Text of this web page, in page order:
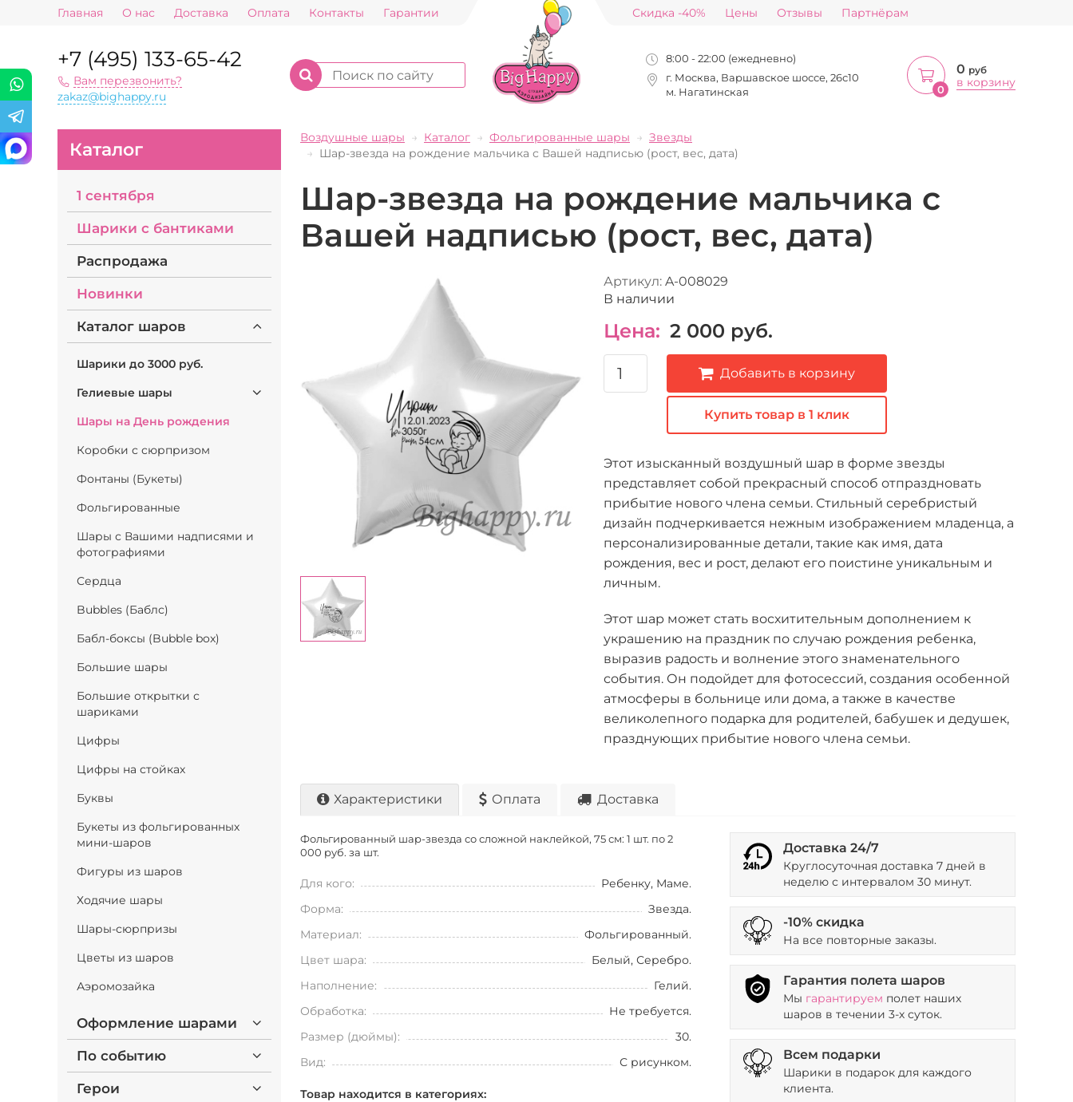
Главная О нас Доставка Оплата Контакты Гарантии Скидка -40% Цены Отзывы Партнёрам
+7 (495) 133-65-42
Вам перезвонить?
zakaz@bighappy.ru
8:00 - 22:00 (ежедневно)
г. Москва, Варшавское шоссе, 26с10
м. Нагатинская
0
0 руб
в корзину
Каталог
1 сентября
Шарики с бантиками
Распродажа
Новинки
Каталог шаров
Шарики до 3000 руб.
Гелиевые шары
Шары на День рождения
Коробки с сюрпризом
Фонтаны (Букеты)
Фольгированные
Шары с Вашими надписями и
фотографиями
Сердца
Bubbles (Баблс)
Бабл-боксы (Bubble box)
Большие шары
Большие открытки с
шариками
Цифры
Цифры на стойках
Буквы
Букеты из фольгированных
мини-шаров
Фигуры из шаров
Ходячие шары
Шары-сюрпризы
Цветы из шаров
Аэромозайка
Оформление шарами
По событию
Герои
Воздушные шары Каталог Фольгированные шары
Звезды
Шар-звезда на рождение мальчика с Вашей надписью (рост, вес, дата)
Шар-звезда на рождение мальчика с
Вашей надписью (рост, вес, дата)
Артикул: A-008029
В наличии
Цена: 2 000 руб.
Добавить в корзину
Купить товар в 1 клик
Этот изысканный воздушный шар в форме звезды
представляет собой прекрасный способ отпраздновать
прибытие нового члена семьи. Стильный серебристый
дизайн подчеркивается нежным изображением младенца, а
персонализированные детали, такие как имя, дата
рождения, вес и рост, делают его поистине уникальным и
личным.
Этот шар может стать восхитительным дополнением к
украшению на праздник по случаю рождения ребенка,
выразив радость и волнение этого знаменательного
события. Он подойдет для фотосессий, создания особенной
атмосферы в больнице или дома, а также в качестве
великолепного подарка для родителей, бабушек и дедушек,
празднующих прибытие нового члена семьи.
Характеристики Оплата Доставка
Фольгированный шар-звезда со сложной наклейкой, 75 см: 1 шт. по 2
000 руб. за шт.
Для кого:
Ребенку, Маме.
Форма:
Звезда.
Материал:
Фольгированный.
Цвет шара:
Белый, Серебро.
Наполнение:
Гелий.
Обработка:
Не требуется.
Размер (дюймы):
30.
Вид:
С рисунком.
Товар находится в категориях:
Доставка 24/7
Круглосуточная доставка 7 дней в
неделю с интервалом 30 минут.
-10% скидка
На все повторные заказы.
Гарантия полета шаров
Мы гарантируем полет наших
шаров в течении 3-х суток.
Всем подарки
Шарики в подарок для каждого
клиента.